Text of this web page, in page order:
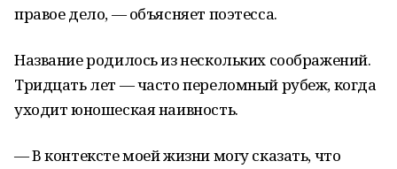
правое дело, — объясняет поэтесса.
Название родилось из нескольких соображений.
Тридцать лет — часто переломный рубеж, когда
уходит юношеская наивность.
— В контексте моей жизни могу сказать, что